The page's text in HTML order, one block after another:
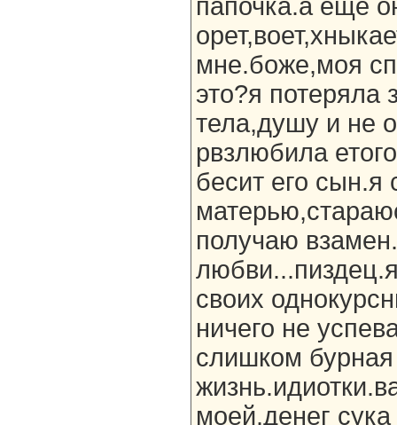
папочка.а еще
мне.боже,моя
это?я потеряла
тела,душу и не
рвзлюбила
бесит его
получаю
своих
ничего не
слишком
моей.денег сука